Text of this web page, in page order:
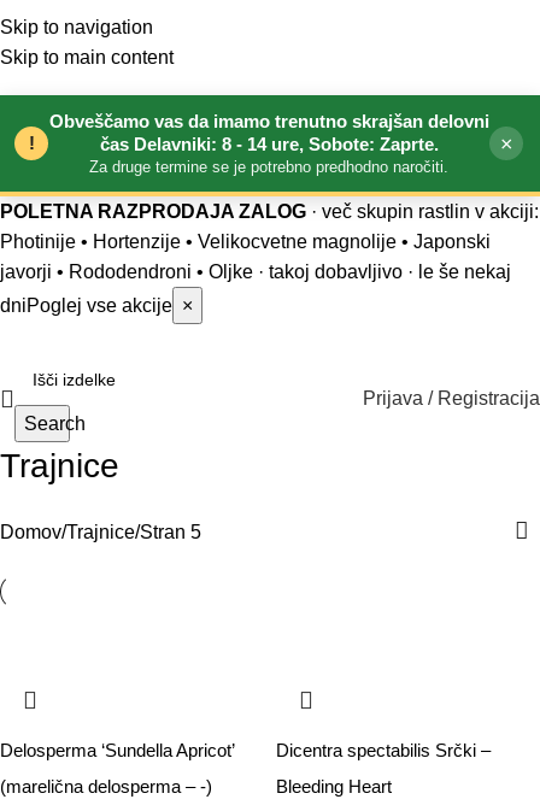
!
Obveščamo vas da imamo trenutno skrajšan delovni
čas Delavniki: 8 - 14 ure, Sobote: Zaprte.
Za druge termine se je potrebno predhodno naročiti.
×
POLETNA RAZPRODAJA ZALOG · več skupin rastlin v akciji:
Photinije • Hortenzije • Velikocvetne magnolije • Japonski
javorji • Rododendroni • Oljke · takoj dobavljivo · le še nekaj
dniPoglej vse akcije ×
Skip to navigation
Skip to main content
Search
Prijava / Registracija
Trajnice
Domov Trajnice Stran 5
Delosperma ‘Sundella Apricot’
(marelična delosperma – -)
Dicentra spectabilis Srčki –
Bleeding Heart